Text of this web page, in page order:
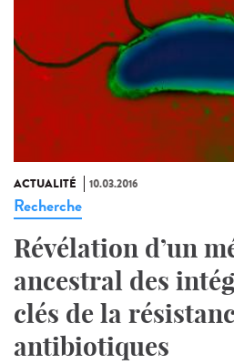
ACTUALITÉ 10.03.2016
Recherche
Révélation d’un
ancestral des
clés de la
antibiotiques